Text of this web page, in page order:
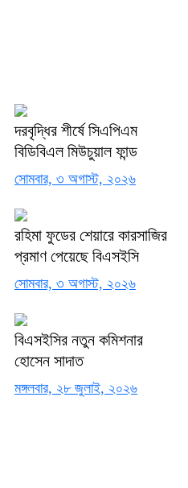
দরবৃদ্ধির শীর্ষে সিএপিএম
বিডিবিএল মিউচুয়াল ফান্ড
সোমবার, ৩ অগাস্ট, ২০২৬
রহিমা ফুডের শেয়ারে কারসাজির
প্রমাণ পেয়েছে বিএসইসি
সোমবার, ৩ অগাস্ট, ২০২৬
বিএসইসির নতুন কমিশনার
হোসেন সাদাত
মঙ্গলবার, ২৮ জুলাই, ২০২৬